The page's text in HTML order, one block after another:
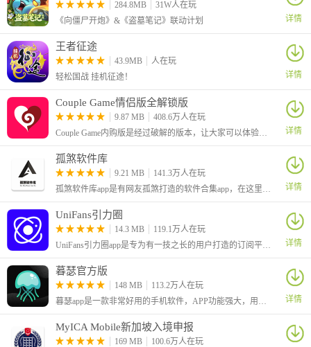
4、以斗地主、连炸斗地主为主的休闲娱乐平台。提供锦标赛、工
会战等互动竞技类比赛功能，增加游戏玩法，每日签到、每日任务
284.8MB
31W人在玩
《向僵尸开炮》&《盗墓笔记》联动计划
详情
王者征途
43.9MB
人在玩
轻松国战 挂机征途！
详情
Couple Game情侣版全解锁版
9.87 MB
408.6万人在玩
Couple Game内购版是经过破解的版本，让大家可以体验到全部解锁的功能。这是一个很有趣的情侣版真心话大冒险游戏，可以有助于情侣之间进行感情的升温。
详情
孤煞软件库
9.21 MB
141.3万人在玩
孤煞软件库app是有网友孤煞打造的软件合集app，在这里为大家分享了许多好用的应用和游戏。有着丰富的栏目，可以看到有许多破解版的应用，基本上都是解锁了会员、解锁了付费功能的
详情
UniFans引力圈
14.3 MB
119.1万人在玩
UniFans引力圈app是专为有一技之长的用户打造的订阅平台，在这里有着很低的手续费，让大家可以更好的分享独家的内容
详情
暮瑟官方版
148 MB
113.2万人在玩
暮瑟app是一款非常好用的手机软件，APP功能强大，用户使用它可以绑定设备，从而进行远程控制玩具，非常方便，另外内部还有多种模式满足不同的用户，并且内部还有社交功能。
详情
MyICA Mobile新加坡入境申报
169 MB
100.6万人在玩